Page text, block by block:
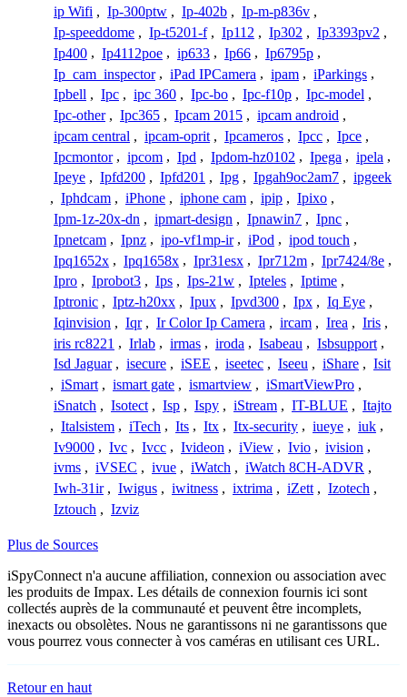
ip Wifi , Ip-300ptw , Ip-402b , Ip-m-p836v ,
Ip-speeddome , Ip-t5201-f , Ip112 , Ip302 , Ip3393pv2 ,
Ip400 , Ip4112poe , ip633 , Ip66 , Ip6795p ,
Ip_cam_inspector , iPad IPCamera , ipam , iParkings ,
Ipbell , Ipc , ipc 360 , Ipc-bo , Ipc-f10p , Ipc-model ,
Ipc-other , Ipc365 , Ipcam 2015 , ipcam android ,
ipcam central , ipcam-oprit , Ipcameros , Ipcc , Ipce ,
Ipcmontor , ipcom , Ipd , Ipdom-hz0102 , Ipega , ipela ,
Ipeye , Ipfd200 , Ipfd201 , Ipg , Ipgah9oc2am7 , ipgeek
, Iphdcam , iPhone , iphone cam , ipip , Ipixo ,
Ipm-1z-20x-dn , ipmart-design , Ipnawin7 , Ipnc ,
Ipnetcam , Ipnz , ipo-vf1mp-ir , iPod , ipod touch ,
Ipq1652x , Ipq1658x , Ipr31esx , Ipr712m , Ipr7424/8e ,
Ipro , Iprobot3 , Ips , Ips-21w , Ipteles , Iptime ,
Iptronic , Iptz-h20xx , Ipux , Ipvd300 , Ipx , Iq Eye ,
Iqinvision , Iqr , Ir Color Ip Camera , ircam , Irea , Iris ,
iris rc8221 , Irlab , irmas , iroda , Isabeau , Isbsupport ,
Isd Jaguar , isecure , iSEE , iseetec , Iseeu , iShare , Isit
, iSmart , ismart gate , ismartview , iSmartViewPro ,
iSnatch , Isotect , Isp , Ispy , iStream , IT-BLUE , Itajto
, Italsistem , iTech , Its , Itx , Itx-security , iueye , iuk ,
Iv9000 , Ivc , Ivcc , Ivideon , iView , Ivio , ivision ,
ivms , iVSEC , ivue , iWatch , iWatch 8CH-ADVR ,
Iwh-31ir , Iwigus , iwitness , ixtrima , iZett , Izotech ,
Iztouch , Izviz
Plus de Sources
iSpyConnect n'a aucune affiliation, connexion ou association avec
les produits de Impax. Les détails de connexion fournis ici sont
collectés auprès de la communauté et peuvent être incomplets,
inexacts ou obsolètes. Nous ne garantissons ni ne garantissons que
vous pourrez vous connecter à vos caméras en utilisant ces URL.
Retour en haut